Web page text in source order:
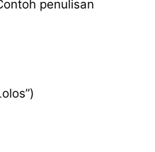
penulisan